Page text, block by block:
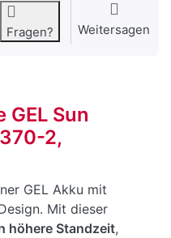
Fragen? Weitersagen
GEL Sun
370-2,
GEL Akku mit
Mit dieser
höhere Standzeit,